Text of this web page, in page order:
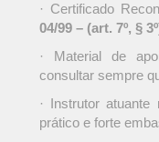
· Certificado
04/99 – (art. 7º, §
· Material de
consultar sempre
· Instrutor
prático e forte